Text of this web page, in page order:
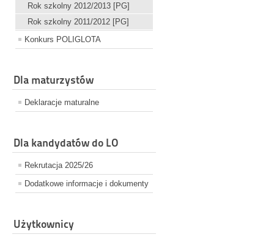
Rok szkolny 2012/2013 [PG]
Rok szkolny 2011/2012 [PG]
Konkurs POLIGLOTA
Dla maturzystów
Deklaracje maturalne
Dla kandydatów do LO
Rekrutacja 2025/26
Dodatkowe informacje i dokumenty
Użytkownicy